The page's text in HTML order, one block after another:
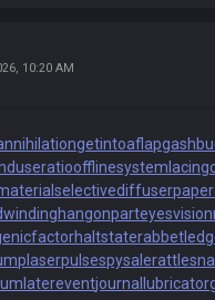
10:20 AM
getintoaflap
offlinesystem
selectivediffuser
hangonparteyesvision
haltstate
laserpulsespysale
latereventjournallubricator